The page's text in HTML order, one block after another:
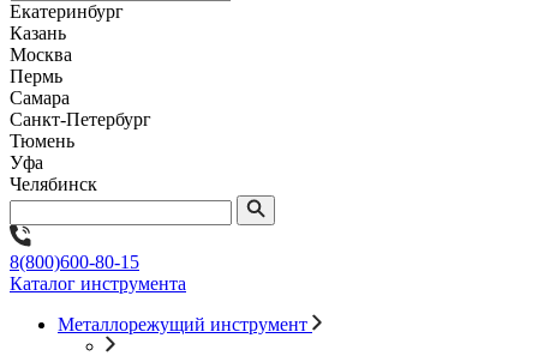
Екатеринбург
Казань
Москва
Пермь
Самара
Санкт-Петербург
Тюмень
Уфа
Челябинск
8(800)600-80-15
Каталог инструмента
Металлорежущий инструмент